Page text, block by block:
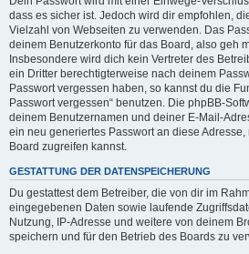
dass es sicher ist. Jedoch wird dir empfohlen,
Vielzahl von Webseiten zu verwenden. Das
deinem Benutzerkonto für das Board, also geh
Insbesondere wird dich kein Vertreter des
ein Dritter berechtigterweise nach deinem
Passwort vergessen haben, so kannst du die
Passwort vergessen“ benutzen. Die phpBB-
deinem Benutzernamen und deiner E-Mail-
ein neu generiertes Passwort an diese
Board zugreifen kannst.
GESTATTUNG DER DATENSPEICHERUNG
Du gestattest dem Betreiber, die von dir im
eingegebenen Daten sowie laufende
Nutzung, IP-Adresse und weitere von deinem
speichern und für den Betrieb des Boards zu